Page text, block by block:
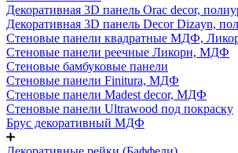
Декоративная 3D панель Orac decor,
Декоративная 3D панель Decor Dizayn,
Стеновые панели квадратные МДФ,
Стеновые панели реечные Ликорн, МДФ
Стеновые бамбуковые панели
Стеновые панели Finitura, МДФ
Стеновые панели Madest decor, МДФ
Стеновые панели Ultrawood под покраску
Брус декоративный МДФ